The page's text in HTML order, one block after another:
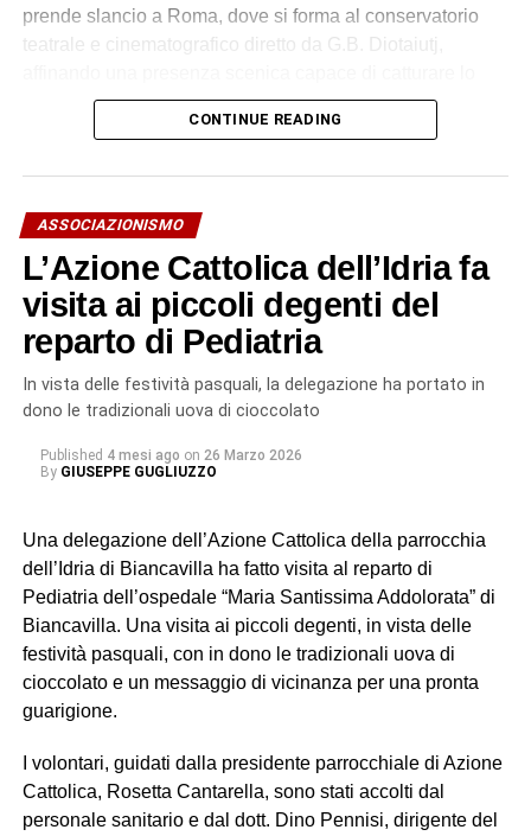
prende slancio a Roma, dove si forma al conservatorio
teatrale e cinematografico diretto da G.B. Diotaiutj,
sguardo e lasciare il segno.
entra in una produzione legata a Mel Gibson. Nel 2005
prende parte allo sceneggiato “L’onore e il rispetto” diretto
da Salvatore Samperi. Nel 2007 entra nel cast della serie
“La squadra”, interpretando il ruolo di Nera Sardelli.
Esperienze che delineano un profilo artistico solido,
costruito tra cinema e televisione.
Rara e magnetica, Ornella Giusto incarna un’idea di arte
che affonda le radici nella propria terra per aprirsi al
fascino: una recitazione capace di essere insieme
L’Accademia, riferimento
culturale
L’appuntamento di Biancavilla si inserisce nel calendario
di attività che l’associazione porta avanti da ben sedici
anni, confermandosi come uno dei punti di riferimento
L’esibizione dell’attrice è stata preceduta dall’incontro con
del geologo Silvio Nucifora (che ha parlato dei rischi e
CONTINUE READING
ASSOCIAZIONISMO
L’Azione Cattolica dell’Idria fa
visita ai piccoli degenti del
reparto di Pediatria
In vista delle festività pasquali, la delegazione ha portato in
dono le tradizionali uova di cioccolato
Published 4 mesi ago on 26 Marzo 2026
By GIUSEPPE GUGLIUZZO
Una delegazione dell’Azione Cattolica della parrocchia
dell’Idria di Biancavilla ha fatto visita al reparto di
Pediatria dell’ospedale “Maria Santissima Addolorata” di
Biancavilla. Una visita ai piccoli degenti, in vista delle
festività pasquali, con in dono le tradizionali uova di
cioccolato e un messaggio di vicinanza per una pronta
guarigione.
I volontari, guidati dalla presidente parrocchiale di Azione
Cattolica, Rosetta Cantarella, sono stati accolti dal
personale sanitario e dal dott. Dino Pennisi, dirigente del